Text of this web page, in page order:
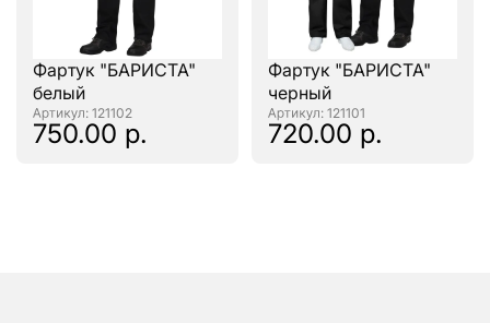
Фартук "БАРИСТА"
белый
: 121102
750.00 р.
Фартук "БАРИСТА"
черный
: 121101
720.00 р.